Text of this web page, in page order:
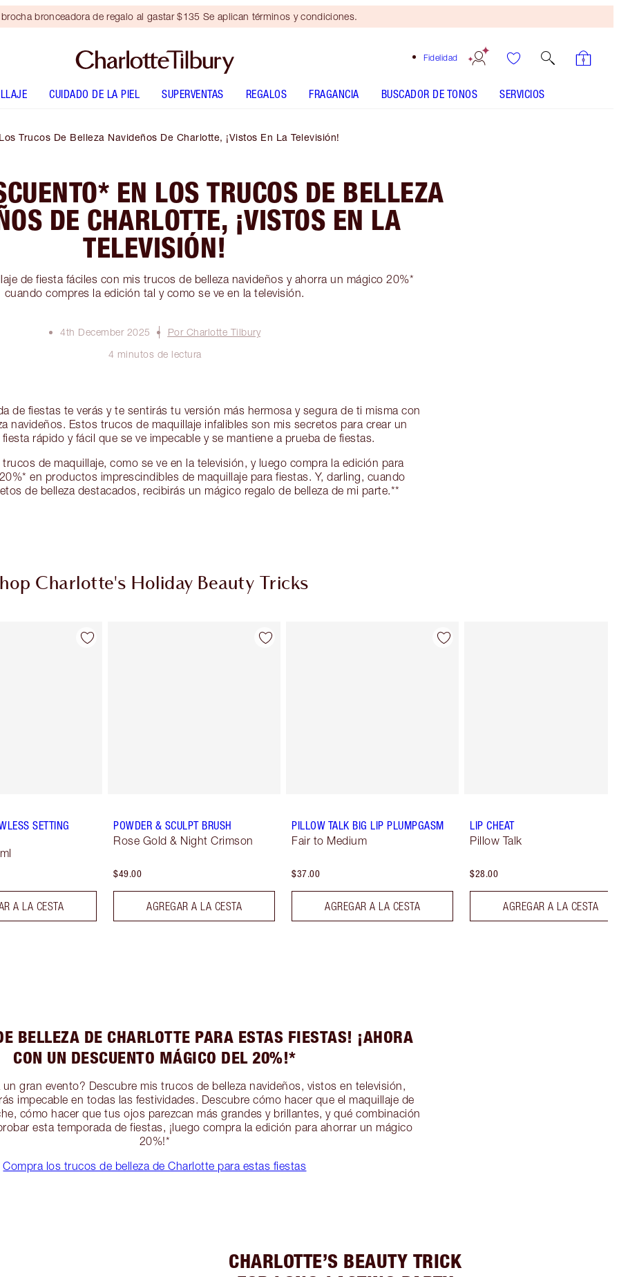
bronceadora de regalo al gastar $135 Se aplican términos y condiciones.
Fidelidad
CUIDADO DE LA PIEL SUPERVENTAS REGALOS FRAGANCIA BUSCADOR DE TONOS SERVICIOS
Trucos De Belleza Navideños De Charlotte, ¡Vistos En La Televisión!
EN LOS TRUCOS DE BELLEZA
DE CHARLOTTE, ¡VISTOS EN LA
TELEVISIÓN!
de fiesta fáciles con mis trucos de belleza navideños y ahorra un mágico 20%*
cuando compres la edición tal y como se ve en la televisión.
4th December 2025
Por Charlotte Tilbury
4 minutos de lectura
de fiestas te verás y te sentirás tu versión más hermosa y segura de ti misma con
navideños. Estos trucos de maquillaje infalibles son mis secretos para crear un
fiesta rápido y fácil que se ve impecable y se mantiene a prueba de fiestas.
de maquillaje, como se ve en la televisión, y luego compra la edición para
en productos imprescindibles de maquillaje para fiestas. Y, darling, cuando
de belleza destacados, recibirás un mágico regalo de belleza de mi parte.**
Charlotte's Holiday Beauty Tricks
Artículo 2 de 8
SETTING
A LA CESTA
Artículo 3 de 8
POWDER & SCULPT BRUSH
Rose Gold & Night Crimson
$49.00
AGREGAR A LA CESTA
Artículo 4 de 8
PILLOW TALK BIG LIP PLUMPGASM
Fair to Medium
$37.00
AGREGAR A LA CESTA
LIP CHEAT
Pillow Talk
$28.00
AGREGAR A LA CESTA
BELLEZA DE CHARLOTTE PARA ESTAS FIESTAS! ¡AHORA
CON UN DESCUENTO MÁGICO DEL 20%!*
un gran evento? Descubre mis trucos de belleza navideños, vistos en televisión,
impecable en todas las festividades. Descubre cómo hacer que el maquillaje de
cómo hacer que tus ojos parezcan más grandes y brillantes, y qué combinación
esta temporada de fiestas, ¡luego compra la edición para ahorrar un mágico
20%!*
Compra los trucos de belleza de Charlotte para estas fiestas
CHARLOTTE’S BEAUTY TRICK